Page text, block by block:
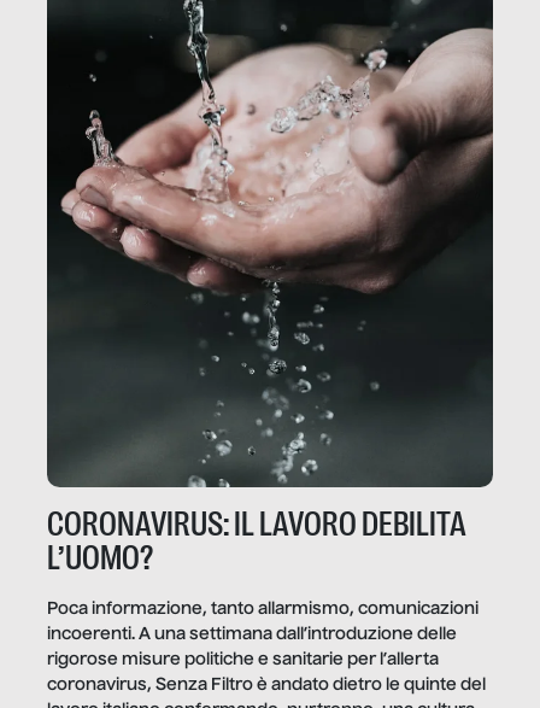
CORONAVIRUS: IL LAVORO DEBILITA
L’UOMO?
Poca informazione, tanto allarmismo, comunicazioni
incoerenti. A una settimana dall’introduzione delle
rigorose misure politiche e sanitarie per l’allerta
coronavirus, Senza Filtro è andato dietro le quinte del